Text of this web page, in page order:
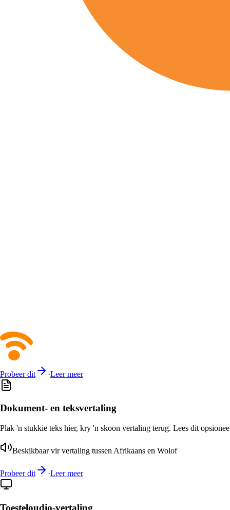
Probeer dit ·Leer meer
Dokument- en teksvertaling
Plak 'n stukkie teks hier, kry 'n skoon vertaling terug. Lees dit
Beskikbaar vir vertaling tussen Afrikaans en Wolof
Probeer dit ·Leer meer
Toesteloudio-vertaling